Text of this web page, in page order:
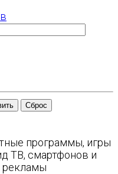
Сброс
программы, игры
ТВ, смартфонов и
рекламы